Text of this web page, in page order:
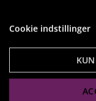
Cookie indstillinger